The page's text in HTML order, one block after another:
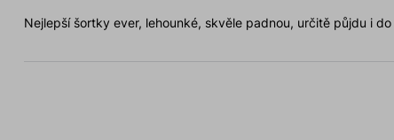
Nejlepší šortky ever, lehounké, skvěle padnou, určitě půjdu i